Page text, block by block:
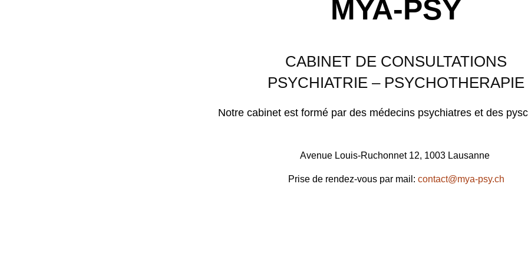
MYA-PSY
CABINET DE CONSULTATIONS
PSYCHIATRIE – PSYCHOTHERAPIE
Notre cabinet est formé par des médecins psychiatres et des
Avenue Louis-Ruchonnet 12, 1003 Lausanne
Prise de rendez-vous par mail: contact@mya-psy.ch